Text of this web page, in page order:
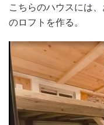
こちらのハウスには
のロフトを作る。